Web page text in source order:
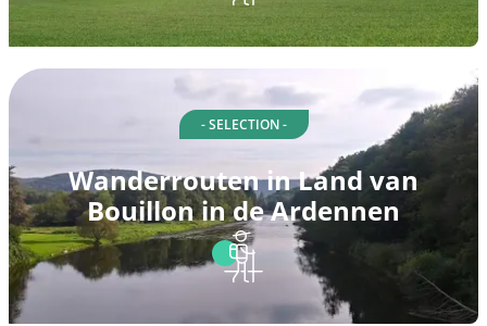
- SELECTION -
Wanderrouten in Land van
Bouillon in de Ardennen